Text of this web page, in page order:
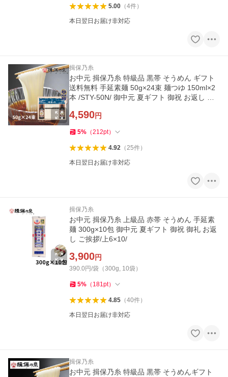
5.00（4件）
本日翌日お届け非対応
揖保乃糸
お中元 揖保乃糸 特級品 黒帯 そうめん ギフト
送料無料 手延素麺 50g×24束 麺つゆ 150ml×2
本 /STY-50N/ 御中元 夏ギフト 御祝 お返し 内
4,590円
5% （212pt）
4.92（25件）
本日翌日お届け非対応
揖保乃糸
お中元 揖保乃糸 上級品 赤帯 そうめん 手延素
麺 300g×10包 御中元 夏ギフト 御祝 御礼 お返
し ご挨拶/上6×10/
3,900円
390.0円/袋（300g, 10袋）
5% （ 181pt）
4.85（40件）
本日翌日お届け非対応
揖保乃糸
お中元 揖保乃糸 特級品 黒帯 そうめんギフト